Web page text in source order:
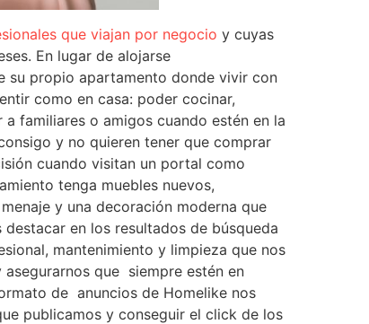
que viajan por negocio y cuyas
En lugar de alojarse
su propio apartamento donde vivir con
como en casa: poder cocinar,
familiares o amigos cuando estén en la
y no quieren tener que comprar
cuando visitan un portal como
tenga muebles nuevos,
y una decoración moderna que
en los resultados de búsqueda
mantenimiento y limpieza que nos
que siempre estén en
de anuncios de Homelike nos
publicamos y conseguir el click de los